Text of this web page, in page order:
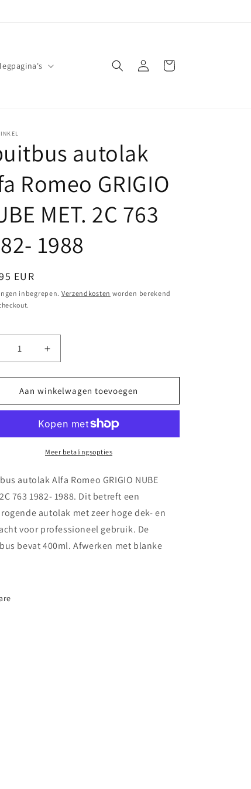
InloggenWinkelwagen
autolak
Romeo GRIGIO
MET. 2C 763
1988
EUR
inbegrepen. Verzendkosten worden berekend
GRIGIO
Aantal
verhogen
voor
Spuitbus
autolak
Romeo GRIGIO
NUBE
MET.
1982-
Aan winkelwagen toevoegen
Meer betalingsopties
autolak Alfa Romeo GRIGIO NUBE
763 1982- 1988. Dit betreft een
autolak met zeer hoge dek- en
voor professioneel gebruik. De
bevat 400ml. Afwerken met blanke